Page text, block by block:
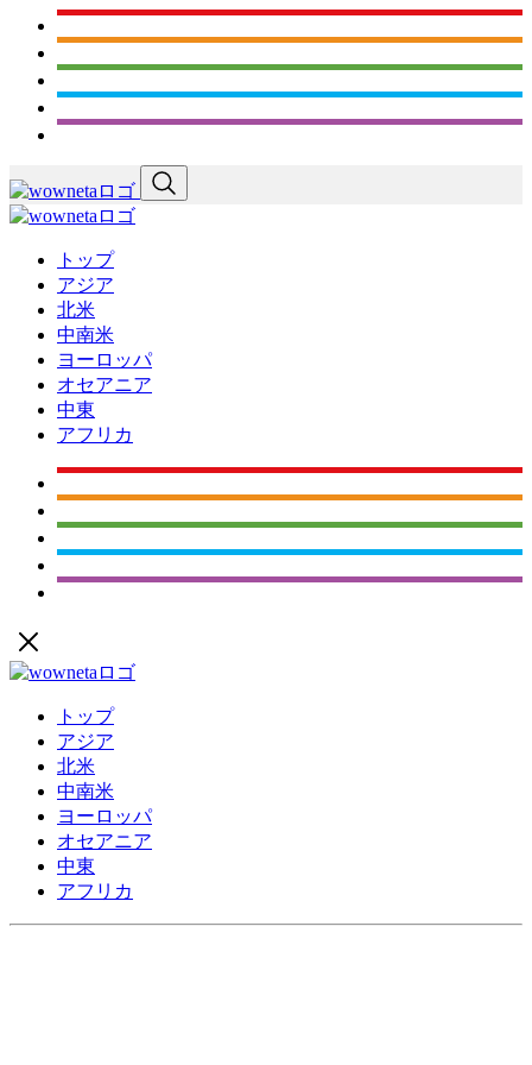
トップ
アジア
北米
中南米
ヨーロッパ
オセアニア
中東
アフリカ
トップ
アジア
北米
中南米
ヨーロッパ
オセアニア
中東
アフリカ